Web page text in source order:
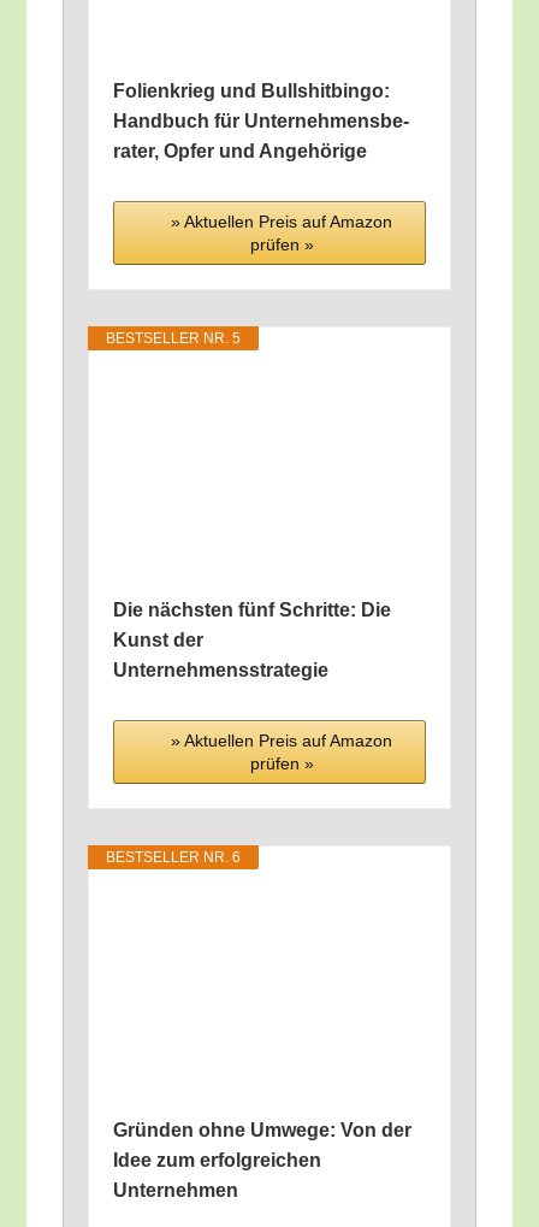
Foli­en­krieg und Bull­shit­bin­go:
Hand­buch für Unter­neh­mens­be­
ra­ter, Opfer und Angehörige
» Aktu­el­len Preis auf Ama­zon
prü­fen »
BEST­SEL­LER NR. 5
Die nächs­ten fünf Schrit­te: Die
Kunst der
Unternehmensstrategie
» Aktu­el­len Preis auf Ama­zon
prü­fen »
BEST­SEL­LER NR. 6
Grün­den ohne Umwe­ge: Von der
Idee zum erfolg­rei­chen
Unternehmen